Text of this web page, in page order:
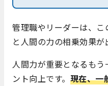
管理職やリーダーは、
と人間の力の相乗効果が
人間力が重要となるも
ント向上です。 現在、一